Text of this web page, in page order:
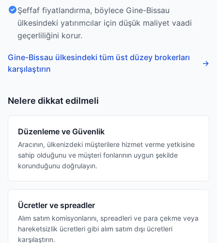
Şeffaf fiyatlandırma, böylece Gine-Bissau
ülkesindeki yatırımcılar için düşük maliyet vaadi
geçerliliğini korur.
Gine-Bissau ülkesindeki tüm üst düzey brokerları
karşılaştırın
→
Nelere dikkat edilmeli
Düzenleme ve Güvenlik
Aracının, ülkenizdeki müşterilere hizmet verme yetkisine
sahip olduğunu ve müşteri fonlarının uygun şekilde
korunduğunu doğrulayın.
Ücretler ve spreadler
Alım satım komisyonlarını, spreadleri ve para çekme veya
hareketsizlik ücretleri gibi alım satım dışı ücretleri
karşılaştırın.